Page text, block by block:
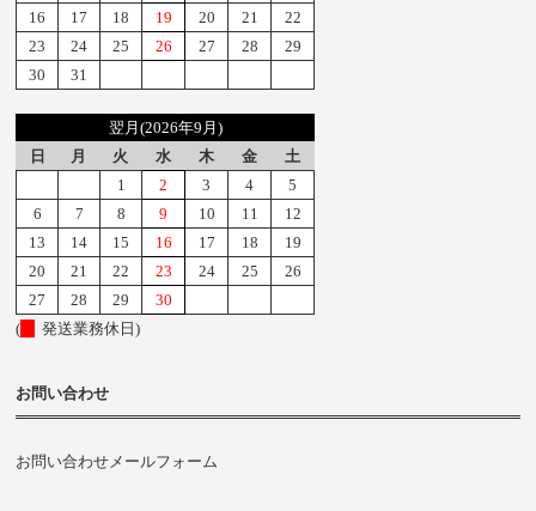
16
17 18 19 20 21
22
23
24 25 26 27 28
29
30
31
翌月(2026年9月)
日
月 火 水 木 金
土
1
2 3 4
5
6
7 8 9 10 11
12
13
14 15 16 17 18
19
20
21 22 23 24 25
26
27
28 29
30
(
発送業務休日)
お問い合わせ
お問い合わせメールフォーム